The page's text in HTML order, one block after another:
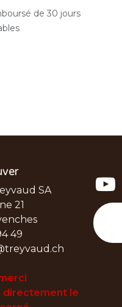
de 30 jours
SA
21
49
directement le